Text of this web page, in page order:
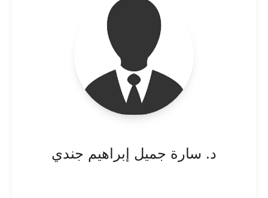
د. سارة جميل إبراهيم جندي